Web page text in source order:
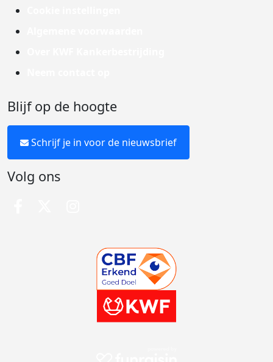
Blijf op de hoogte
Schrijf je in voor de nieuwsbrief
Volg ons